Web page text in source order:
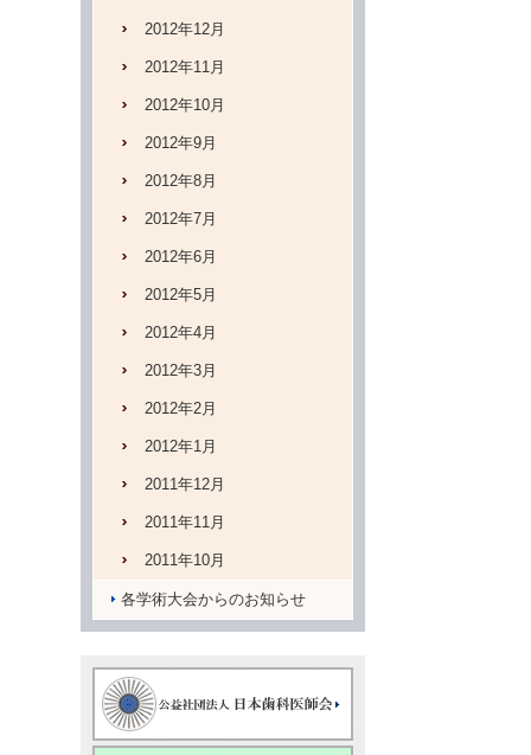
2012年12月
2012年11月
2012年10月
2012年9月
2012年8月
2012年7月
2012年6月
2012年5月
2012年4月
2012年3月
2012年2月
2012年1月
2011年12月
2011年11月
2011年10月
各学術大会からのお知らせ